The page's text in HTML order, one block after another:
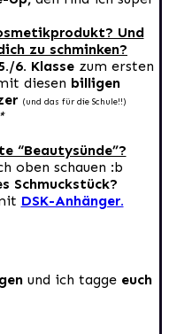
Und
zu schminken?
6. Klassezum ersten
diesen billigen
(und das für die Schule!!)
“Beautysünde”?
oben schauen :b
Schmuckstück?
DSK-Anhänger.
und ich tagge euch